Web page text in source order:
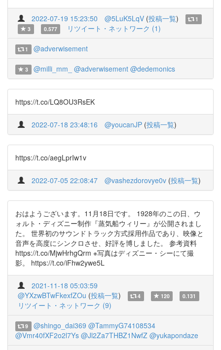
2022-07-19 15:23:50 @5LuK5LqV (投稿一覧)
1
3
0.577 リツイート・ネットワーク (1)
1 @adverwisement
3 @milli_mm_ @adverwisement @dedemonics
https://t.co/LQ8OU3RsEK
2022-07-18 23:48:16 @youcanJP (投稿一覧)
https://t.co/aegLprIw1v
2022-07-05 22:08:47 @vashezdorovye0v (投稿一覧)
おはようございます。11月18日です。 1928年のこの日、ウ
ォルト・ディズニー制作『蒸気船ウィリー』が公開されまし
た。 世界初のサウンドトラック方式採用作品であり、映像と
音声を高度にシンクロさせ、好評を博しました。 参考資料
https://t.co/MjwHrhgQrm ※写真はディズニー・シーにて撮
影。 https://t.co/iFhw2ywe5L
2021-11-18 05:03:59
@YXzwBTwFkexfZOu (投稿一覧) 4 120 0.131
リツイート・ネットワーク (9)
9 @shingo_dai369 @TammyG74108534
@Vmr40fXF2o2l7Ys @Jl2Za7THBZ1NwfZ @yukapondaze